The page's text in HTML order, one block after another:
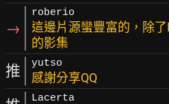
→
roberio
這邊片源蠻豐富的，除了
的影集
推 yutso
感謝分享QQ
Lacerta